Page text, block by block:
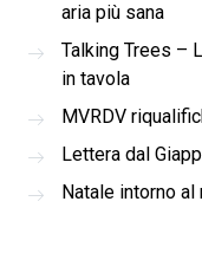
aria più sana
Talking Trees –
in tavola
MVRDV
Lettera dal
Natale intorno al